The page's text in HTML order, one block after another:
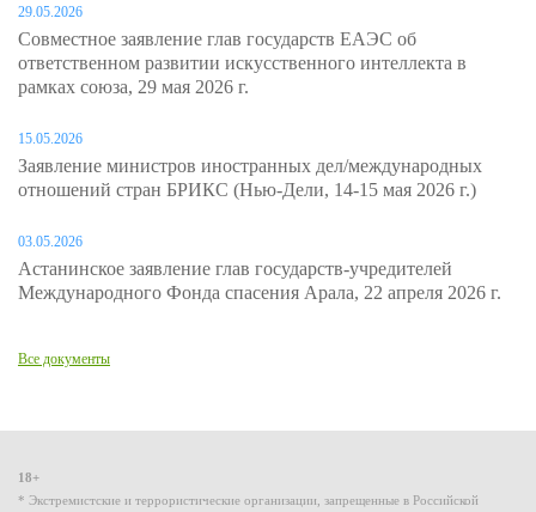
29.05.2026
Совместное заявление глав государств ЕАЭС об
ответственном развитии искусственного интеллекта в
рамках союза, 29 мая 2026 г.
15.05.2026
Заявление министров иностранных дел/международных
отношений стран БРИКС (Нью-Дели, 14-15 мая 2026 г.)
03.05.2026
Астанинское заявление глав государств-учредителей
Международного Фонда спасения Арала, 22 апреля 2026 г.
Все документы
18+
* Экстремистские и террористические организации, запрещенные в Российской